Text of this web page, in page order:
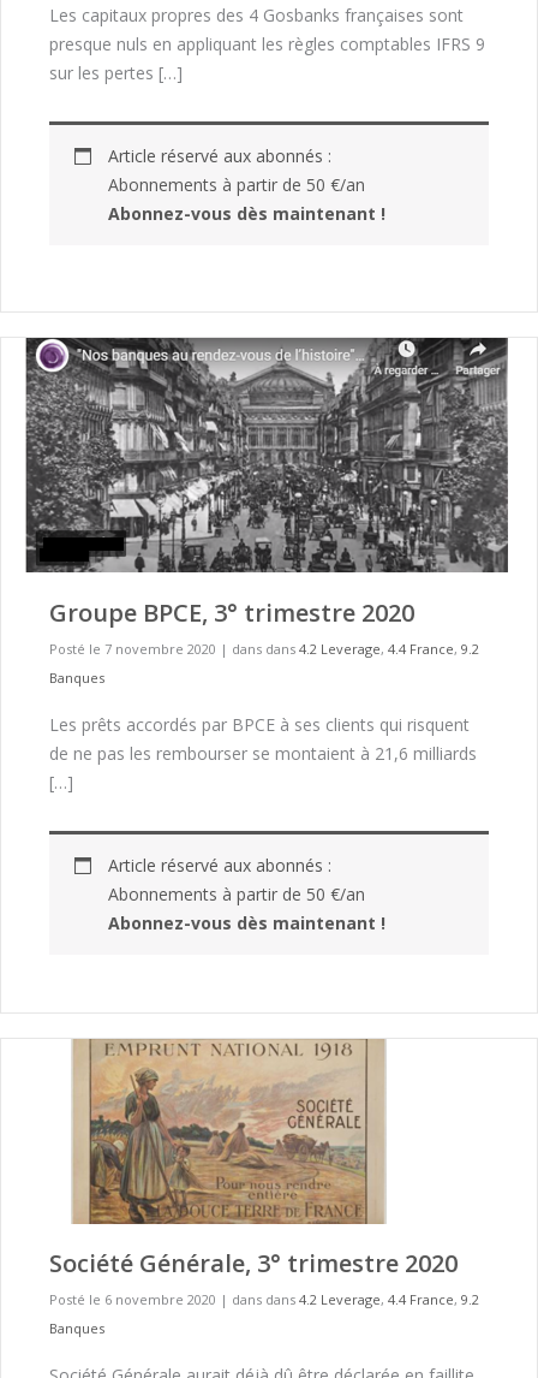
Les capitaux propres des 4 Gosbanks françaises sont
presque nuls en appliquant les règles comptables IFRS 9
sur les pertes […]
Article réservé aux abonnés :
Abonnements à partir de 50 €/an
Abonnez-vous dès maintenant !
Groupe BPCE, 3° trimestre 2020
Posté le 7 novembre 2020 | dans dans 4.2 Leverage, 4.4 France, 9.2
Banques
Les prêts accordés par BPCE à ses clients qui risquent
de ne pas les rembourser se montaient à 21,6 milliards
[…]
Article réservé aux abonnés :
Abonnements à partir de 50 €/an
Abonnez-vous dès maintenant !
Société Générale, 3° trimestre 2020
Posté le 6 novembre 2020 | dans dans 4.2 Leverage, 4.4 France, 9.2
Banques